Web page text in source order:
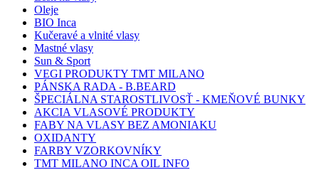
Oleje
BIO Inca
Kučeravé a vlnité vlasy
Mastné vlasy
Sun & Sport
VEGI PRODUKTY TMT MILANO
PÁNSKA RADA - B.BEARD
ŠPECIÁLNA STAROSTLIVOSŤ - KMEŇOVÉ BUNKY
AKCIA VLASOVÉ PRODUKTY
FABY NA VLASY BEZ AMONIAKU
OXIDANTY
FARBY VZORKOVNÍKY
TMT MILANO INCA OIL INFO